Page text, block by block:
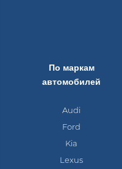
По маркам
автомобилей
Audi
Ford
Kia
Lexus